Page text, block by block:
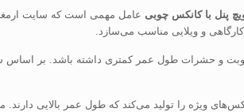
پنل با کانکس چوبی عامل مهمی است که سایت ارمغان
و ویلایی مناسب می‌سازد.
و حشرات طول عمر کمتری داشته باشد. بر اساس
ارمغان ایرانیان از سال ۱۳۸۲ کانکس‌های ویژه را تولید می‌کند